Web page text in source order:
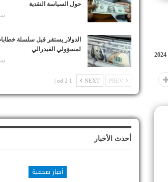
حول السياسة النقدية
الدولار يستقر قبل سلسلة
لمسؤولي الفيدرالي
NEXT
1 od 2 |
أحدث الأخبار
أخبار صحفية